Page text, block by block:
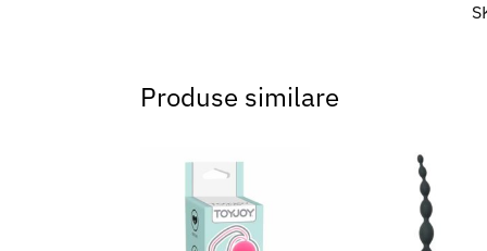
Produse similare